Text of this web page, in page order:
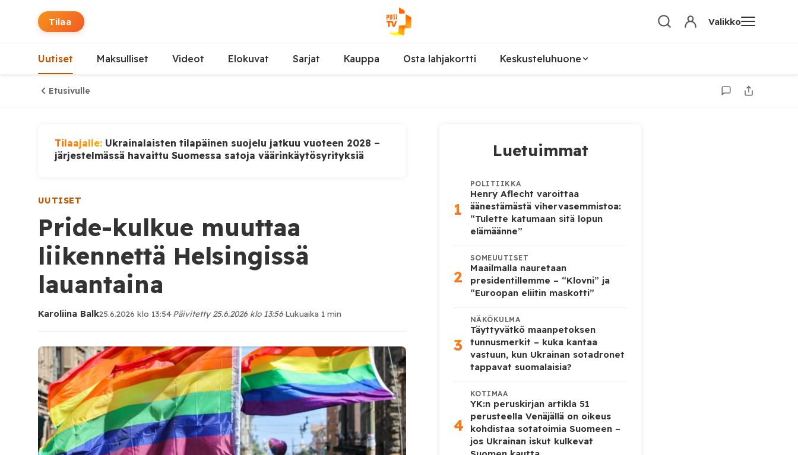
Tilaa Valikko
Uutiset Maksulliset Videot Elokuvat Sarjat Kauppa Osta lahjakortti Keskusteluhuone
Etusivulle
Tilaajalle: Ukrainalaisten tilapäinen suojelu jatkuu vuoteen 2028 –
järjestelmässä havaittu Suomessa satoja väärinkäytösyrityksiä
UUTISET
Pride-kulkue muuttaa
liikennettä Helsingissä
lauantaina
Karoliina Balk25.6.2026 klo 13:54·Päivitetty 25.6.2026 klo 13:56·Lukuaika 1 min
Luetuimmat
1
POLITIIKKA
Henry Aflecht varoittaa
äänestämästä vihervasemmistoa:
“Tulette katumaan sitä lopun
elämäänne”
2
SOMEUUTISET
Maailmalla nauretaan
presidentillemme – “Klovni” ja
“Euroopan eliitin maskotti”
3
NÄKÖKULMA
Täyttyvätkö maanpetoksen
tunnusmerkit – kuka kantaa
vastuun, kun Ukrainan sotadronet
tappavat suomalaisia?
4
KOTIMAA
YK:n peruskirjan artikla 51
perusteella Venäjällä on oikeus
kohdistaa sotatoimia Suomeen –
jos Ukrainan iskut kulkevat